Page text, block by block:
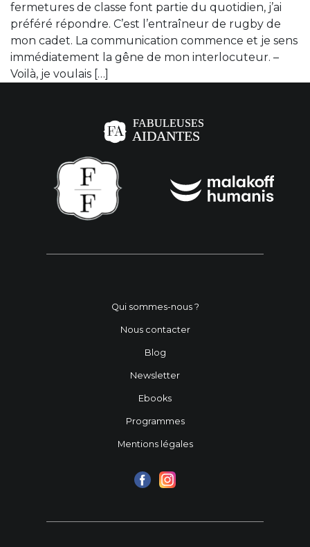
fermetures de classe font partie du quotidien, j’ai
préféré répondre. C’est l’entraîneur de rugby de
mon cadet. La communication commence et je sens
immédiatement la gêne de mon interlocuteur. –
Voilà, je voulais […]
Qui sommes-nous ?
Nous contacter
Blog
Newsletter
Ebooks
Programmes
Mentions légales